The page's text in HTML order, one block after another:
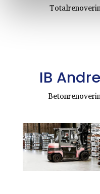
IB